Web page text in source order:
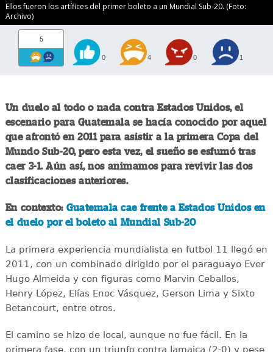
Ellos fueron los artífices del primer boleto a un Mundial Sub-20. (Foto:
Archivo)
5
0 4 0 1
Un duelo al todo o nada contra Estados Unidos, el
escenario para Guatemala se hacía conocido por aquel
que afrontó en 2011 para asistir a la primera Copa del
Mundo Sub-20, pero esta vez, el sueño se esfumó tras
caer 3-1. Aún así, nos animamos para revivir las dos
clasificaciones anteriores.
En contexto: Guatemala cae frente a Estados Unidos en
el duelo por el boleto al Mundial Sub-20
La primera experiencia mundialista en futbol 11 llegó en
2011, con un combinado dirigido por el paraguayo Ever
Hugo Almeida y con figuras como Marvin Ceballos,
Henry López, Elías Enoc Vásquez, Gerson Lima y Sixto
Betancourt, entre otros.
El camino se hizo de local, aunque no fue fácil. En la
primera fase, con un triunfo contra Jamaica (2-0) y pese